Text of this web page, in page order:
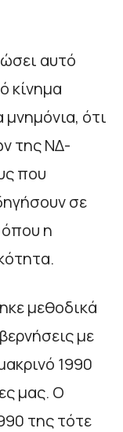
αυτό
κίνημα
μνημόνια, ότι
της ΝΔ-
που
σε
η
μεθοδικά
με
1990
μας. Ο
της τότε